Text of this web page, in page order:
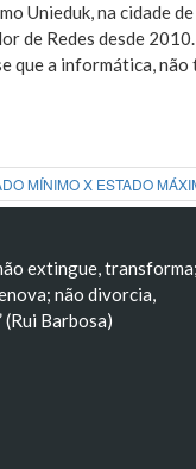
Unieduk, na cidade
de Redes desde
a informática, não
MÍNIMO X ESTADO
extingue,
não divorcia,
(Rui Barbosa)